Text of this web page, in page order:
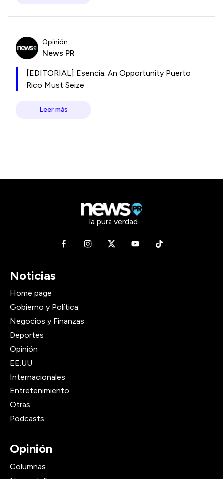
Opinión
News PR
[EDITORIAL] Esencia: An Opportunity Puerto
Rico Must Seize
Leer más
la pura verdad
Noticias
Home page
Gobierno y Política
Negocios y Finanzas
Deportes
Opinión
EE.UU
Internacionales
Entretenimiento
Otras
Podcasts
Opinión
Columnas